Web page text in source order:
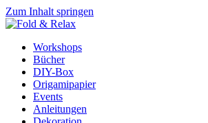
Zum Inhalt springen
Workshops
Bücher
DIY-Box
Origamipapier
Events
Anleitungen